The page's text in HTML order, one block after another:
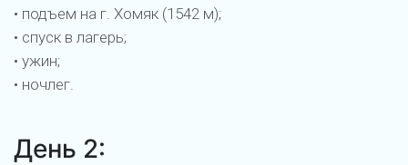
• подъем на г. Хомяк (1542 м);
• спуск в лагерь;
• ужин;
• ночлег.
День 2: